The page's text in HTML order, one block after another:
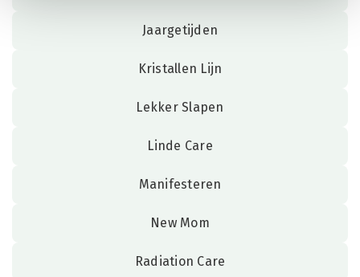
Jaargetijden
Kristallen Lijn
Lekker Slapen
Linde Care
Manifesteren
New Mom
Radiation Care